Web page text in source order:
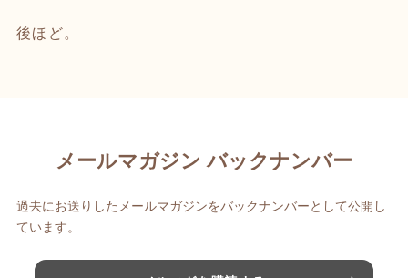
後ほど。
メールマガジン バックナンバー
過去にお送りしたメールマガジンをバックナンバーとして公開し
ています。